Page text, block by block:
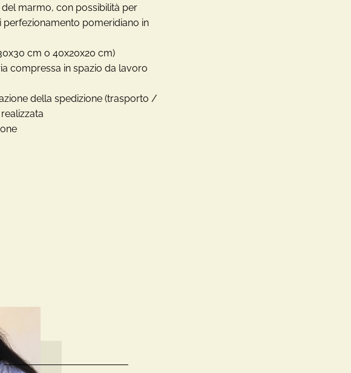
marmo, con possibilità per
pomeridiano in
cm o 40x20x20 cm)
compressa in spazio da lavoro
della spedizione (trasporto /